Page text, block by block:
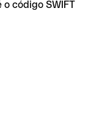
código SWIFT